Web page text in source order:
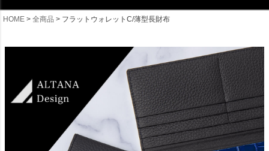
HOME 全商品 フラットウォレットC/薄型長財布